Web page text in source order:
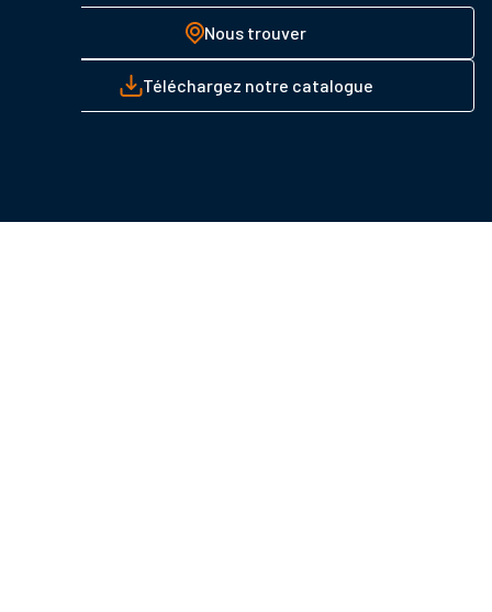
Nous trouver
Téléchargez notre catalogue